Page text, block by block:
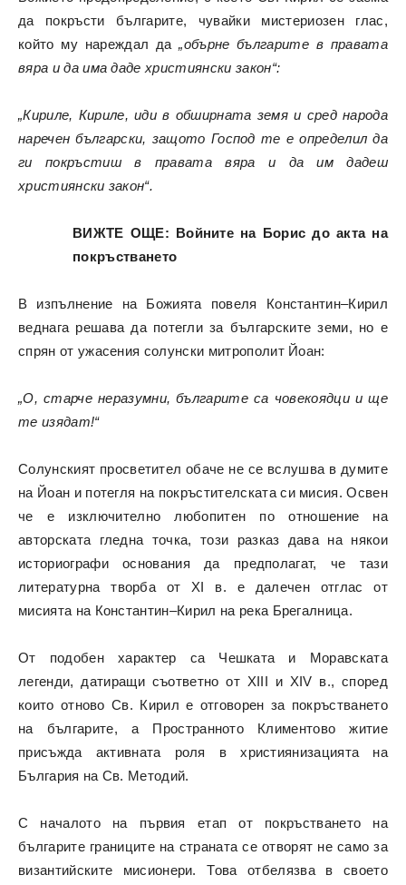
да покръсти българите, чувайки мистериозен глас,
който му нареждал да„обърне българите в правата
вяра и да има даде християнски закон“:
„Кириле, Кириле, иди в обширната земя и сред народа
наречен български, защото Господ те е определил да
ги покръстиш в правата вяра и да им дадеш
християнски закон“.
ВИЖТЕ ОЩЕ: Войните на Борис до акта на
покръстването
В изпълнение на Божията повеля Константин–Кирил
веднага решава да потегли за българските земи, но е
спрян от ужасения солунски митрополит Йоан:
„О, старче неразумни, българите са човекоядци и ще
те изядат!“
Солунският просветител обаче не се вслушва в думите
на Йоан и потегля на покръстителската си мисия. Освен
че е изключително любопитен по отношение на
авторската гледна точка, този разказ дава на някои
историографи основания да предполагат, че тази
литературна творба от XI в. е далечен отглас от
мисията на Константин–Кирил на река Брегалница.
От подобен характер са Чешката и Моравската
легенди, датиращи съответно от XIII и XIV в., според
които отново Св. Кирил е отговорен за покръстването
на българите, а Пространното Климентово житие
присъжда активната роля в християнизацията на
България на Св. Методий.
С началото на първия етап от покръстването на
българите границите на страната се отворят не само за
византийските мисионери. Това отбелязва в своето